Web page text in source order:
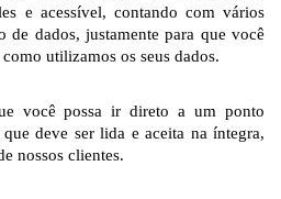
e acessível, contando com vários
de dados, justamente para que você
utilizamos os seus dados.
você possa ir direto a um ponto
deve ser lida e aceita na íntegra,
nossos clientes.